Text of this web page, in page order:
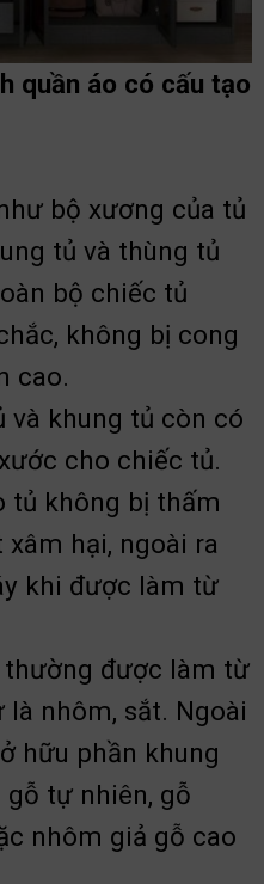
quần áo có cấu tạo
bộ xương của tủ
tủ và thùng tủ
bộ chiếc tủ
không bị cong
cao.
và khung tủ còn có
cho chiếc tủ.
tủ không bị thấm
hại, ngoài ra
khi được làm từ
thường được làm từ
nhôm, sắt. Ngoài
hữu phần khung
tự nhiên, gỗ
nhôm giả gỗ cao